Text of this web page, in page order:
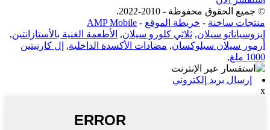
© جميع الحقوق محفوظة - 2010-2022.
منتجات ساخنة - خريطة الموقع -
AMP Mobile
إيزوسياناتو سيلان, ثلاثي كلورو سيلان, الأطعمة الغنية بالأستازانتين,
أرمور سيلان سيلوكسان, مضادات الأكسدة الداخلية, إل كارنيتين
1000 ملغ
,
إرسال بريد إلكتروني
x